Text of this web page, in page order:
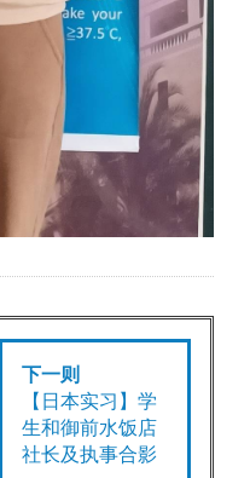
下一则
【日本实习】学
生和御前水饭店
社长及执事合影